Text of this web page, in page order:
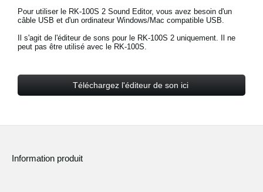
Pour utiliser le RK-100S 2 Sound Editor, vous avez besoin d'un
câble USB et d'un ordinateur Windows/Mac compatible USB.
Il s'agit de l'éditeur de sons pour le RK-100S 2 uniquement. Il ne
peut pas être utilisé avec le RK-100S.
Téléchargez l'éditeur de son ici
Information produit